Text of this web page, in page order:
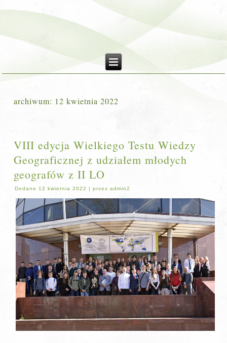
archiwum: 12 kwietnia 2022
VIII edycja Wielkiego Testu Wiedzy
Geograficznej z udziałem młodych
geografów z II LO
Dodane 12 kwietnia 2022 |przez admin2